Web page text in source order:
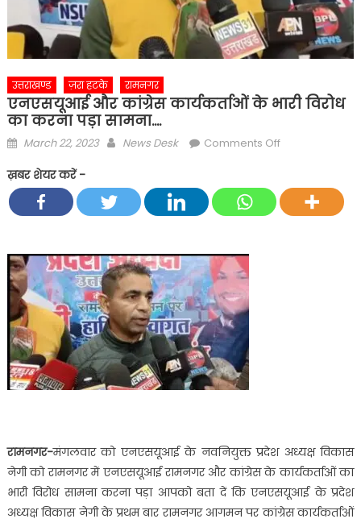
उत्तराखण्ड ज़रा हटके रामनगर
एनएसयूआई और कांग्रेस कार्यकर्ताओं के भारी विरोध
का करना पड़ा सामना….
Posted
March 22, 2023 Author
News Desk Comments Offon
कांग्रेस
कार्यकर्ताओं
ख़बर शेयर करें -
रामनगर-मंगलवार को एनएसयूआई के नवनियुक्त प्रदेश अध्यक्ष विकास
नेगी को रामनगर में एनएसयूआई रामनगर और कांग्रेस के कार्यकर्ताओं का
भारी विरोध सामना करना पड़ा आपको बता दें कि एनएसयूआई के प्रदेश
अध्यक्ष विकास नेगी के प्रथम बार रामनगर आगमन पर कांग्रेस कार्यकर्ताओं